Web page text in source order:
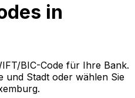
in
BIC-Code für Ihre Bank.
und Stadt oder wählen Sie